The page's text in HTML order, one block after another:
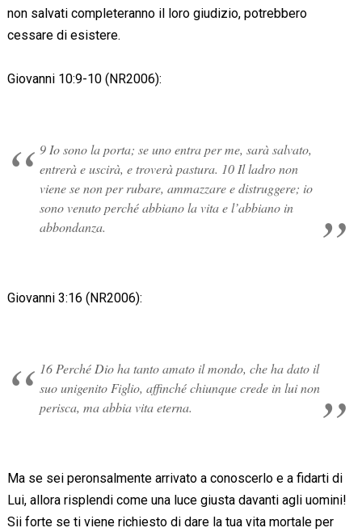
non salvati completeranno il loro giudizio, potrebbero
cessare di esistere.
Giovanni 10:9-10 (NR2006):
9 Io sono la porta; se uno entra per me, sarà salvato,
entrerà e uscirà, e troverà pastura. 10 Il ladro non
viene se non per rubare, ammazzare e distruggere; io
sono venuto perché abbiano la vita e l’abbiano in
abbondanza.
Giovanni 3:16 (NR2006):
16 Perché Dio ha tanto amato il mondo, che ha dato il
suo unigenito Figlio, affinché chiunque crede in lui non
perisca, ma abbia vita eterna.
Ma se sei peronsalmente arrivato a conoscerlo e a fidarti di
Lui, allora risplendi come una luce giusta davanti agli uomini!
Sii forte se ti viene richiesto di dare la tua vita mortale per